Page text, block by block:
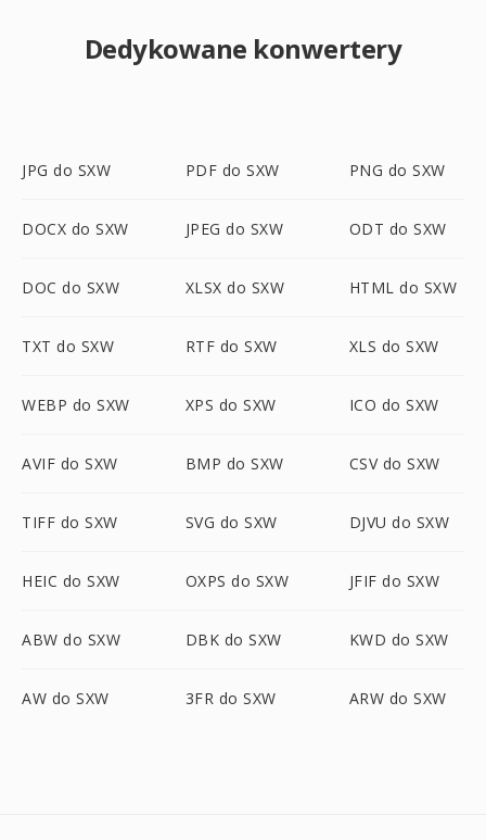
Dedykowane konwertery
JPG do SXW PDF do SXW PNG do SXW
DOCX do SXW JPEG do SXW ODT do SXW
DOC do SXW XLSX do SXW HTML do SXW
TXT do SXW RTF do SXW XLS do SXW
WEBP do SXW XPS do SXW ICO do SXW
AVIF do SXW BMP do SXW CSV do SXW
TIFF do SXW SVG do SXW DJVU do SXW
HEIC do SXW OXPS do SXW JFIF do SXW
ABW do SXW DBK do SXW KWD do SXW
AW do SXW 3FR do SXW ARW do SXW